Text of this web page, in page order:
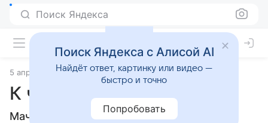
Поиск Яндекса
5 апреля 2010 Сонники
К чему снится Мачта
Мачта: толкование сна женщине или
Поиск Яндекса с Алисой AI
Найдёт ответ, картинку или видео —
быстро и точно
Попробовать